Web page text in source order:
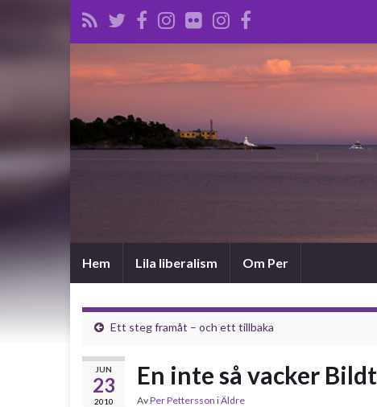
Hem Lila liberalism Om Per
Ett steg framåt – och ett tillbaka
JUN
23
2010
En inte så vacker Bildt
AvPer Pettersson iÄldre